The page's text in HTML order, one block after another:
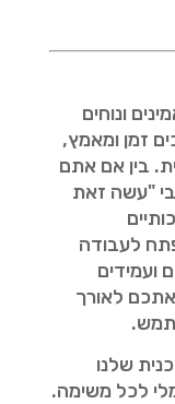
ונוחים
זמן ומאמץ,
בין אם אתם
"עשה זאת
לעבודה
ועמידים
אתכם לאורך
שלנו
לכל משימה.